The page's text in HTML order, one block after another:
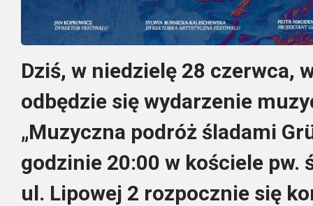
Dziś, w niedzielę 28 czerwca,
odbędzie się wydarzenie
„Muzyczna podróż śladami
godzinie 20:00 w kościele pw.
ul. Lipowej 2 rozpocznie się